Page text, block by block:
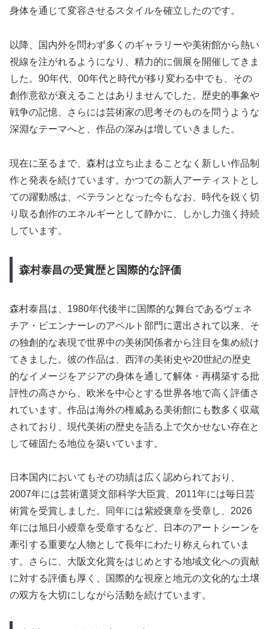
身体を通じて変容させるスタイルを確立したのです。
以降、国内外を問わず多くのギャラリーや美術館から熱い
視線を注がれるようになり、精力的に個展を開催してきま
した。90年代、00年代と時代が移り変わる中でも、その
創作意欲が衰えることはありませんでした。歴史的事象や
戦争の記憶、さらには芸術家の思考そのものを問うような
深淵なテーマへと、作品の深みは増していきました。
現在に至るまで、森村は立ち止まることなく新しい作品制
作と発表を続けています。かつての新人アーティストとし
ての躍動感は、ベテランとなった今もなお、時代を鋭く切
り取る創作のエネルギーとして静かに、しかし力強く持続
しています。
森村泰昌の受賞歴と国際的な評価
森村泰昌は、1980年代後半に国際的な舞台であるヴェネ
チア・ビエンナーレのアペルト部門に選出されて以来、そ
の独創的な表現で世界中の美術関係者から注目を集め続け
てきました。彼の作品は、西洋の美術史や20世紀の歴史
的なイメージをアジアの身体を通して解体・再構築する批
評性の高さから、欧米を中心とする世界各地で高く評価さ
れています。作品は海外の権威ある美術館にも数多く収蔵
されており、現代美術の歴史を語る上で欠かせない存在と
して確固たる地位を築いています。
日本国内においてもその功績は広く認められており、
2007年には芸術選奨文部科学大臣賞、2011年には毎日芸
術賞を受賞しました。同年には紫綬褒章を受章し、2026
年には旭日小綬章を受章するなど、日本のアートシーンを
牽引する重要な人物として長年にわたり称えられていま
す。さらに、大阪文化賞をはじめとする地域文化への貢献
に対する評価も厚く、国際的な視座と地元の文化的な土壌
の双方を大切にしながら活動を続けています。